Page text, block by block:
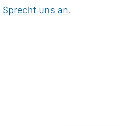
Sprecht uns an.